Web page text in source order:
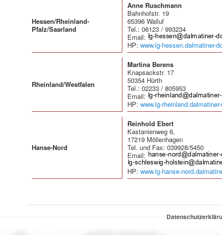
Hessen/Rheinland-
Pfalz/Saarland
Anne Ruschmann
Bahnhofstr. 19
65396 Walluf
Tel.: 06123 / 993234
Email:
HP:www.lg-hessen.dalmatiner-
Rheinland/Westfalen
Martina Berens
Knapsackstr. 17
50354 Hürth
Tel.: 02233 / 805953
Email:
HP:www.lg-
Hanse-Nord
Reinhold Ebert
Kastanienweg 6,
17219 Möllenhagen
Tel. und Fax: 039928/5450
Email:
HP:www.lg-hanse-